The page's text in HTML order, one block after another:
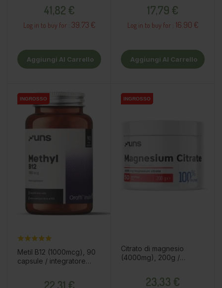
41,82 €
Log in to buy for : 39.73 €
Aggiungi Al Carrello
17,79 €
Log in to buy for : 16.90 €
Aggiungi Al Carrello
INGROSSO
INGROSSO
Metil B12 (1000mcg), 90
capsule / integratore
22,31 €
INGROSSO
INGROSSO
Citrato di magnesio
(4000mg), 200g /
23,33 €